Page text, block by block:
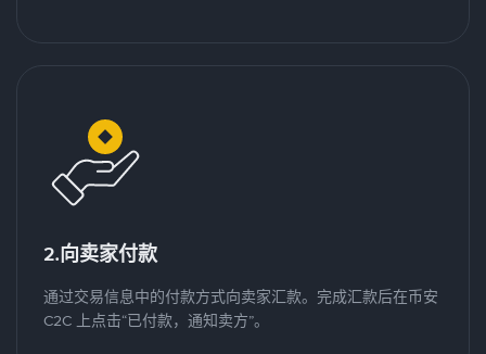
2.向卖家付款
通过交易信息中的付款方式向卖家汇款。完成汇款后在币安
C2C 上点击“已付款，通知卖方”。